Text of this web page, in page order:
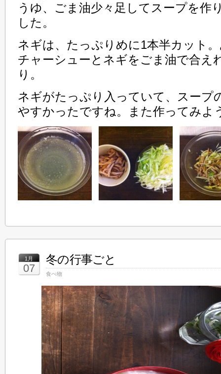
うゆ、ごま油少々足してスープを作
した。
ネギは、たっぷりめに1本半カット
チャーシューとネギをごま油で合え
り。
ネギがたっぷり入っていて、スープ
やすかったですね。また作ってみよ
1月
07
冬の行事ごと
食べ物